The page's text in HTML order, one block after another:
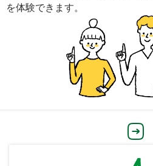
を体験できます。